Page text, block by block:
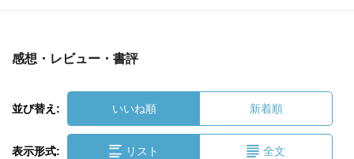
感想・レビュー・書評
並び替え: いいね順 新着順
表示形式: リスト 全文